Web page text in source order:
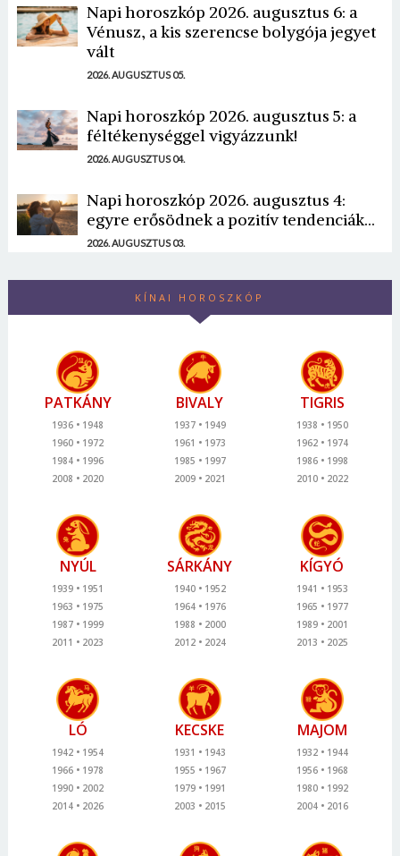
Napi horoszkóp 2026. augusztus 6: a
Vénusz, a kis szerencse bolygója jegyet
vált
2026. AUGUSZTUS 05.
Napi horoszkóp 2026. augusztus 5: a
féltékenységgel vigyázzunk!
2026. AUGUSZTUS 04.
Napi horoszkóp 2026. augusztus 4:
egyre erősödnek a pozitív tendenciák...
2026. AUGUSZTUS 03.
KÍNAI HOROSZKÓP
PATKÁNY
1936
1948
1960
1972
1984
1996
2008
2020
BIVALY
1937
1949
1961
1973
1985
1997
2009
2021
TIGRIS
1938
1950
1962
1974
1986
1998
2010
2022
NYÚL
1939
1951
1963
1975
1987
1999
2011
2023
SÁRKÁNY
1940
1952
1964
1976
1988
2000
2012
2024
KÍGYÓ
1941
1953
1965
1977
1989
2001
2013
2025
LÓ
1942
1954
1966
1978
1990
2002
2014
2026
KECSKE
1931
1943
1955
1967
1979
1991
2003
2015
MAJOM
1932
1944
1956
1968
1980
1992
2004
2016